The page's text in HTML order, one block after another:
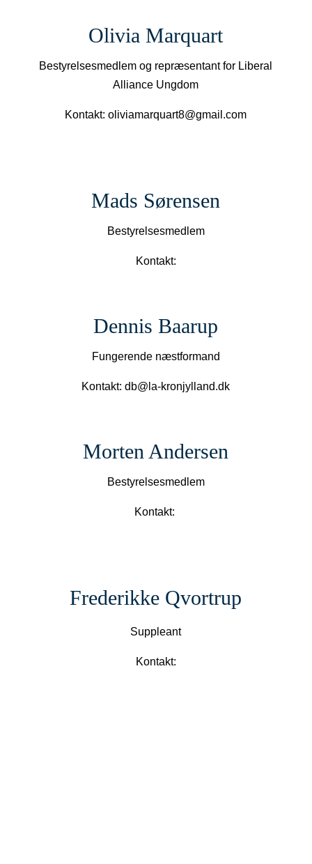
Olivia Marquart
Bestyrelsesmedlem og repræsentant for Liberal
Alliance Ungdom
Kontakt:oliviamarquart8@gmail.com
Mads Sørensen
Bestyrelsesmedlem
Kontakt:
Dennis Baarup
Fungerende næstformand
Kontakt: db@la-kronjylland.dk
Morten Andersen
Bestyrelsesmedlem
Kontakt:
Frederikke Qvortrup
Suppleant
Kontakt: